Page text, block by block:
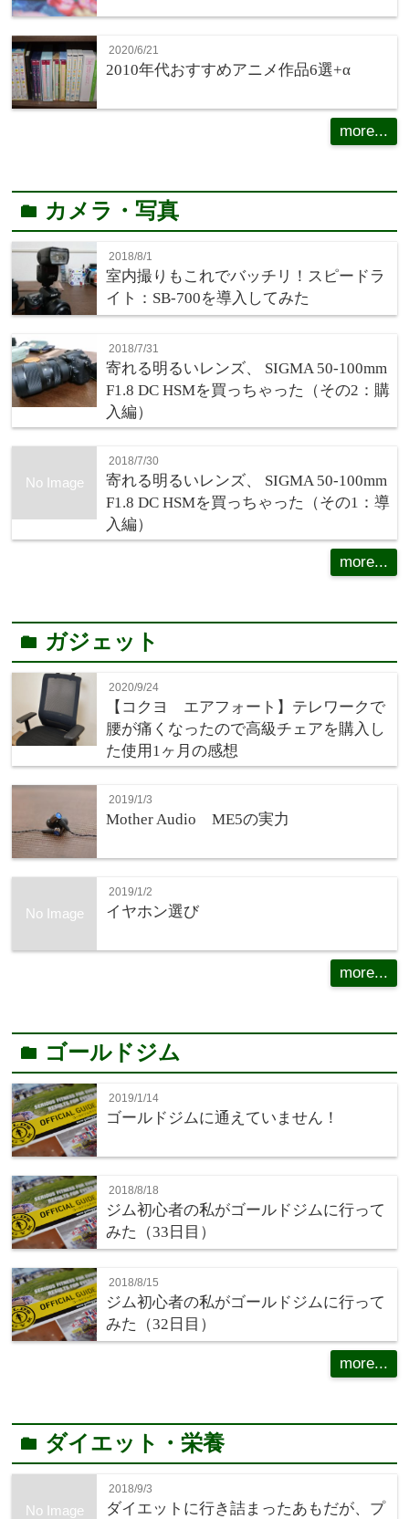
2020/6/21
2010年代おすすめアニメ作品6選+α
more...
folder カメラ・写真
2018/8/1
室内撮りもこれでバッチリ！スピードラ
イト：SB-700を導入してみた
2018/7/31
寄れる明るいレンズ、 SIGMA 50-100mm
F1.8 DC HSMを買っちゃった（その2：購
入編）
No Image
2018/7/30
寄れる明るいレンズ、 SIGMA 50-100mm
F1.8 DC HSMを買っちゃった（その1：導
入編）
more...
folder ガジェット
2020/9/24
【コクヨ エアフォート】テレワークで
腰が痛くなったので高級チェアを購入し
た使用1ヶ月の感想
2019/1/3
Mother Audio ME5の実力
No Image
2019/1/2
イヤホン選び
more...
folder ゴールドジム
2019/1/14
ゴールドジムに通えていません！
2018/8/18
ジム初心者の私がゴールドジムに行って
みた（33日目）
2018/8/15
ジム初心者の私がゴールドジムに行って
みた（32日目）
more...
folder ダイエット・栄養
No Image
2018/9/3
ダイエットに行き詰まったあもだが、プ